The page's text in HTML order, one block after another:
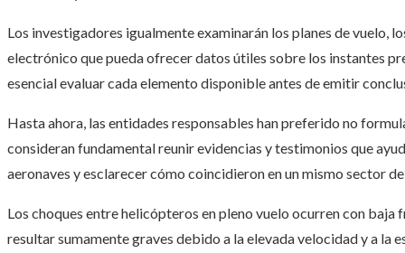
Los investigadores igualmente examinarán los planes de vuelo,
electrónico que pueda ofrecer datos útiles sobre los instantes
esencial evaluar cada elemento disponible antes de emitir
Hasta ahora, las entidades responsables han preferido no
consideran fundamental reunir evidencias y testimonios que
aeronaves y esclarecer cómo coincidieron en un mismo sector
Los choques entre helicópteros en pleno vuelo ocurren con baja
resultar sumamente graves debido a la elevada velocidad y a la